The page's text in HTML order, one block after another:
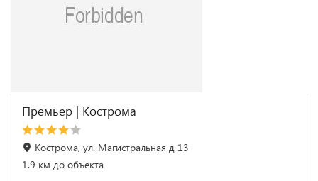
Премьер | Кострома
Кострома, ул. Магистральная д 13
1.9 км до объекта